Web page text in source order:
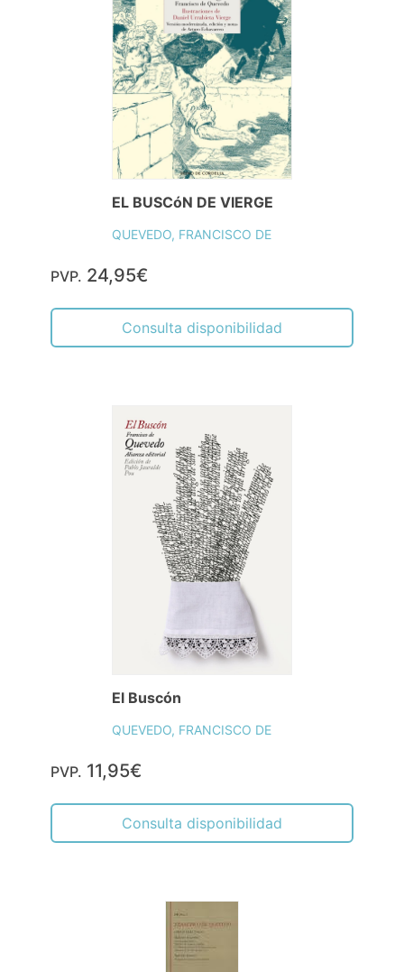
EL BUSCóN DE VIERGE
QUEVEDO, FRANCISCO DE
PVP. 24,95€
Consulta disponibilidad
El Buscón
QUEVEDO, FRANCISCO DE
PVP. 11,95€
Consulta disponibilidad